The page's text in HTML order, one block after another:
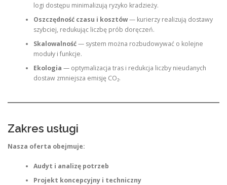
logi dostępu minimalizują ryzyko kradzieży.
Oszczędność czasu i kosztów— kurierzy realizują dostawy
szybciej, redukując liczbę prób doręczeń.
Skalowalność— system można rozbudowywać o kolejne
moduły i funkcje.
Ekologia — optymalizacja tras i redukcja liczby nieudanych
dostaw zmniejsza emisję CO₂.
Zakres usługi
Nasza oferta obejmuje:
Audyt i analizę potrzeb
Projekt koncepcyjny i techniczny